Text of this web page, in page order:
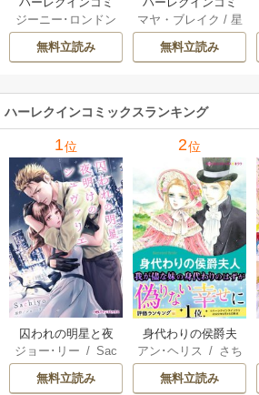
ックス セット 202
6年 vol.1064 1巻
ジーニー･ロンドン
橘花夜/ メアリ
ー･ライアンズ
ーガン/星合操/ア
ン･ウィール/ 津寺
里可子
無料立読み
ックス セット 202
6年 vol.1002 1巻
マヤ・ブレイク / 星
野正美/ ヘレン･ブ
ルックス/のわきね
ウェイ/一重夕子
無料立読み
ハーレクインコミックスランキング
1位
囚われの明星と夜
明けのシュヴァリ
エ
ジョー･リー /Sac
hiyo
無料立読み
2位
身代わりの侯爵夫
人
アン･ヘリス / さち
みりほ
無料立読み